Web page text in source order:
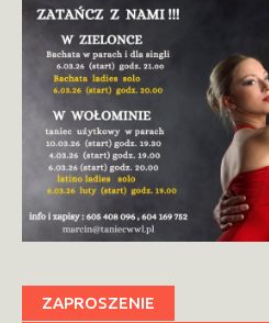
ZAPROSZENIE